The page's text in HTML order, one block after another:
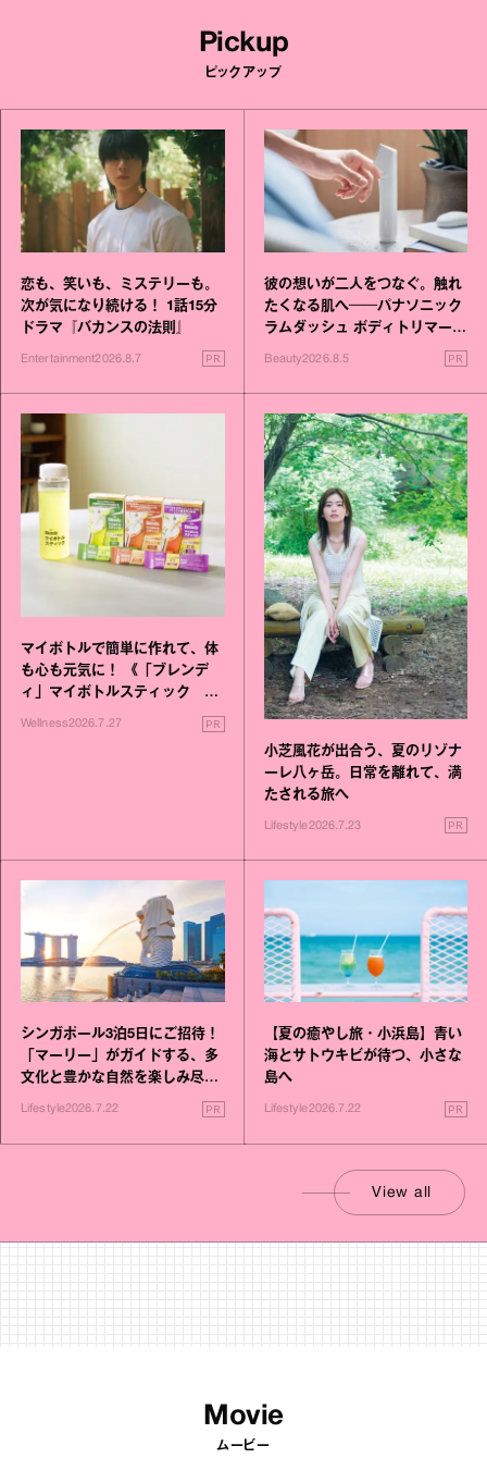
Pickup
ピックアップ
恋も、笑いも、ミステリーも。
次が気になり続ける！ 1話15分
ドラマ『バカンスの法則』
Entertainment2026.8.7 PR
彼の想いが二人をつなぐ。触れ
たくなる肌へ──パナソニック
ラムダッシュ ボディトリマーが
Beauty2026.8.5 PR
マイボトルで簡単に作れて、体
も心も元気に！ 《「ブレンデ
ィ」マイボトルスティック い
いこと毎日》シリーズが誕生
Wellness2026.7.27 PR
小芝風花が出合う、夏のリゾナ
ーレ八ヶ岳。日常を離れて、満
たされる旅へ
Lifestyle2026.7.23 PR
シンガポール3泊5日にご招待！
「マーリー」がガイドする、多
文化と豊かな自然を楽しみ尽く
Lifestyle2026.7.22 PR
【夏の癒やし旅・小浜島】青い
海とサトウキビが待つ、小さな
島へ
Lifestyle2026.7.22 PR
View all
Movie
ムービー